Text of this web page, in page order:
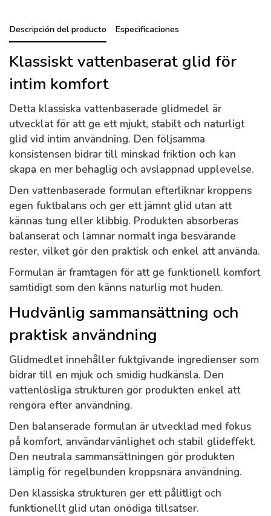
Descripción del producto Especificaciones
Klassiskt vattenbaserat glid för
intim komfort
Detta klassiska vattenbaserade glidmedel är
utvecklat för att ge ett mjukt, stabilt och naturligt
glid vid intim användning. Den följsamma
konsistensen bidrar till minskad friktion och kan
skapa en mer behaglig och avslappnad upplevelse.
Den vattenbaserade formulan efterliknar kroppens
egen fuktbalans och ger ett jämnt glid utan att
kännas tung eller klibbig. Produkten absorberas
balanserat och lämnar normalt inga besvärande
rester, vilket gör den praktisk och enkel att använda.
Formulan är framtagen för att ge funktionell komfort
samtidigt som den känns naturlig mot huden.
Hudvänlig sammansättning och
praktisk användning
Glidmedlet innehåller fuktgivande ingredienser som
bidrar till en mjuk och smidig hudkänsla. Den
vattenlösliga strukturen gör produkten enkel att
rengöra efter användning.
Den balanserade formulan är utvecklad med fokus
på komfort, användarvänlighet och stabil glideffekt.
Den neutrala sammansättningen gör produkten
lämplig för regelbunden kroppsnära användning.
Den klassiska strukturen ger ett pålitligt och
funktionellt glid utan onödiga tillsatser.